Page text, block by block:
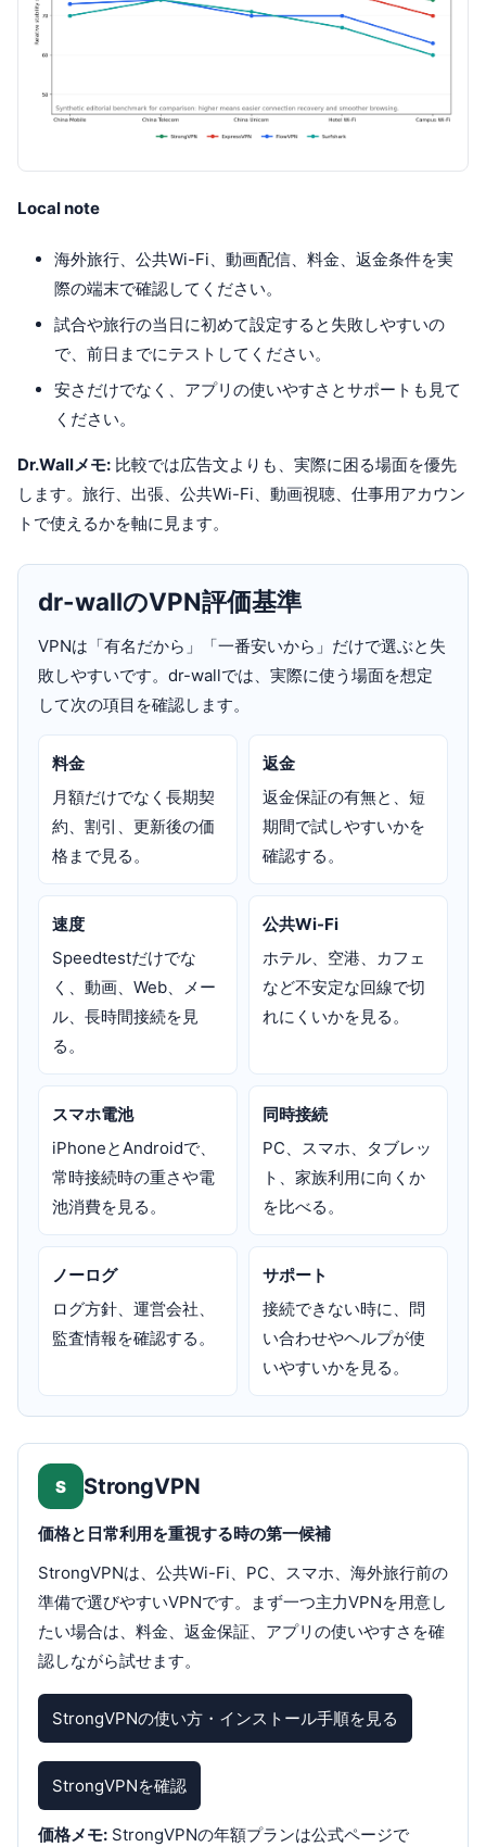
Local note
海外旅行、公共Wi-Fi、動画配信、料金、返金条件を実
際の端末で確認してください。
試合や旅行の当日に初めて設定すると失敗しやすいの
で、前日までにテストしてください。
安さだけでなく、アプリの使いやすさとサポートも見て
ください。
Dr.Wallメモ: 比較では広告文よりも、実際に困る場面を優先
します。旅行、出張、公共Wi-Fi、動画視聴、仕事用アカウン
トで使えるかを軸に見ます。
dr-wallのVPN評価基準
VPNは「有名だから」「一番安いから」だけで選ぶと失
敗しやすいです。dr-wallでは、実際に使う場面を想定
して次の項目を確認します。
料金
月額だけでなく長期契
約、割引、更新後の価
格まで見る。
返金
返金保証の有無と、短
期間で試しやすいかを
確認する。
速度
Speedtestだけでな
く、動画、Web、メー
ル、長時間接続を見
る。
公共Wi-Fi
ホテル、空港、カフェ
など不安定な回線で切
れにくいかを見る。
スマホ電池
iPhoneとAndroidで、
常時接続時の重さや電
池消費を見る。
同時接続
PC、スマホ、タブレッ
ト、家族利用に向くか
を比べる。
ノーログ
ログ方針、運営会社、
監査情報を確認する。
サポート
接続できない時に、問
い合わせやヘルプが使
いやすいかを見る。
S StrongVPN
価格と日常利用を重視する時の第一候補
StrongVPNは、公共Wi-Fi、PC、スマホ、海外旅行前の
準備で選びやすいVPNです。まず一つ主力VPNを用意し
たい場合は、料金、返金保証、アプリの使いやすさを確
認しながら試せます。
StrongVPNの使い方・インストール手順を見る
StrongVPNを確認
価格メモ: StrongVPNの年額プランは公式ページで